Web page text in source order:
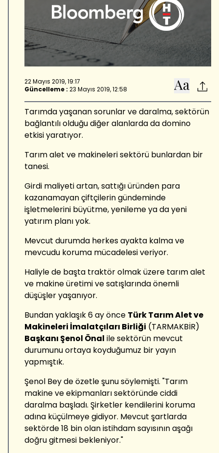
22 Mayıs 2019, 19:17
Güncelleme : 23 Mayıs 2019, 12:58
Tarımda yaşanan sorunlar ve daralma, sektörün
bağlantılı olduğu diğer alanlarda da domino
etkisi yaratıyor.
Tarım alet ve makineleri sektörü bunlardan bir
tanesi.
Girdi maliyeti artan, sattığı üründen para
kazanamayan çiftçilerin gündeminde
işletmelerini büyütme, yenileme ya da yeni
yatırım planı yok.
Mevcut durumda herkes ayakta kalma ve
mevcudu koruma mücadelesi veriyor.
Haliyle de başta traktör olmak üzere tarım alet
ve makine üretimi ve satışlarında önemli
düşüşler yaşanıyor.
Bundan yaklaşık 6 ay önce Türk Tarım Alet ve
Makineleri İmalatçıları Birliği (TARMAKBİR)
Başkanı Şenol Önal ile sektörün mevcut
durumunu ortaya koyduğumuz bir yayın
yapmıştık.
Şenol Bey de özetle şunu söylemişti. "Tarım
makine ve ekipmanları sektöründe ciddi
daralma başladı. Şirketler kendilerini koruma
adına küçülmeye gidiyor. Mevcut şartlarda
sektörde 18 bin olan istihdam sayısının aşağı
doğru gitmesi bekleniyor."